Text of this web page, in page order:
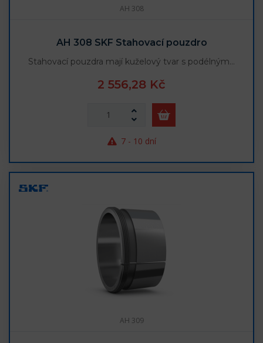
AH 308
AH 308 SKF Stahovací pouzdro
Stahovací pouzdra mají kuželový tvar s podélným…
2 556,28 Kč
7 - 10 dní
AH 309